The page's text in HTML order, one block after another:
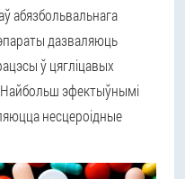
абязбольвальнага
дазваляюць
ў цягліцавых
Найбольш эфектыўнымі
несцероідные